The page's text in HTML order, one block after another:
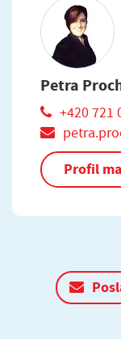
Petra
+420 721
Profil